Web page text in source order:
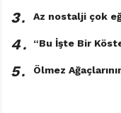
3․ Az nostalji çok
4․ “Bu İşte Bir
5․ Ölmez